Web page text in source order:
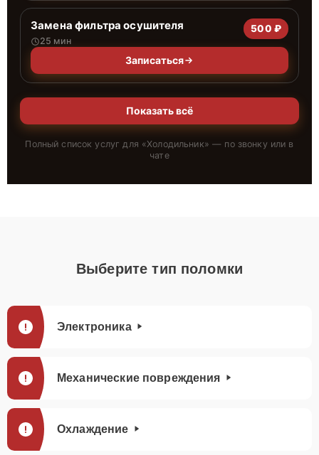
Замена фильтра осушителя
25 мин
500 ₽
Записаться
Показать всё
Полный список услуг для «Холодильник» — по звонку или в
чате
Выберите тип поломки
Электроника
Механические повреждения
Охлаждение